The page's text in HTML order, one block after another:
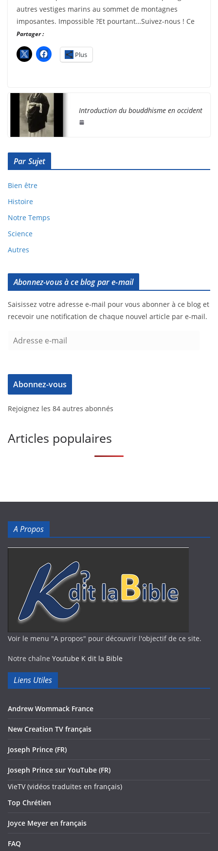
autres vestiges marins au sommet de montagnes
imposantes. Impossible ?Et pourtant…Suivez-nous ! Ce
Partager :
Plus
Introduction du bouddhisme en occident
Par Sujet
Bien être
Histoire
Notre Temps
Science
Autres
Abonnez-vous à ce blog par e-mail
Saisissez votre adresse e-mail pour vous abonner à ce blog et
recevoir une notification de chaque nouvel article par e-mail.
Abonnez-vous
Rejoignez les 84 autres abonnés
Articles populaires
A Propos
Voir le menu "A propos" pour découvrir l'objectif de ce site.
Notre chaîne Youtube K dit la Bible
Liens Utiles
Andrew Wommack France
New Creation TV français
Joseph Prince (FR)
Joseph Prince sur YouTube (FR)
VieTV (vidéos traduites en français)
Top Chrétien
Joyce Meyer en français
FAQ